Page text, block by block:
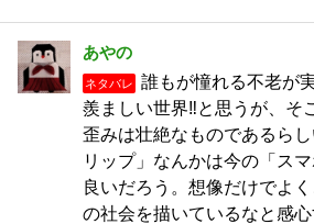
あやの
ネタバレ
誰もが憧れる不老が
羨ましい世界‼️と思うが、そ
歪みは壮絶なものであるら
リップ」なんかは今の「ス
良いだろう。想像だけでよ
の社会を描いているなと感